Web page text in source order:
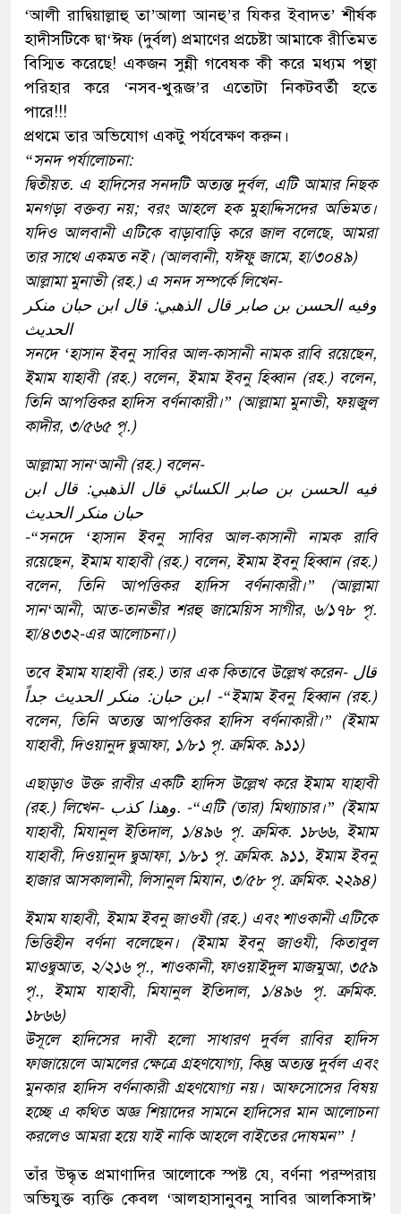
‘আলী রাদ্বিয়াল্লাহু তা’আলা আনহু’র যিকর ইবাদত’ শীর্ষক
হাদীসটিকে দ্বা‘ঈফ (দুর্বল) প্রমাণের প্রচেষ্টা আমাকে রীতিমত
বিস্মিত করেছে! একজন সুন্নী গবেষক কী করে মধ্যম পন্থা
পরিহার করে ‘নসব-খুরূজ’র এতোটা নিকটবর্তী হতে
পারে!!!
প্রথমে তার অভিযোগ একটু পর্যবেক্ষণ করুন।
“সনদ পর্যালোচনা:
দ্বিতীয়ত. এ হাদিসের সনদটি অত্যন্ত দুর্বল, এটি আমার নিছক
মনগড়া বক্তব্য নয়; বরং আহলে হক মুহাদ্দিসদের অভিমত।
যদিও আলবানী এটিকে বাড়াবাড়ি করে জাল বলেছে, আমরা
তার সাথে একমত নই। (আলবানী, যঈফু জামে, হা/৩০৪৯)
আল্লামা মুনাভী (রহ.) এ সনদ সম্পর্কে লিখেন-
وفيه الحسن بن صابر قال الذهبي: قال ابن حبان منكر
الحديث
সনদে ‘হাসান ইবনু সাবির আল-কাসানী নামক রাবি রয়েছেন,
ইমাম যাহাবী (রহ.) বলেন, ইমাম ইবনু হিব্বান (রহ.) বলেন,
তিনি আপত্তিকর হাদিস বর্ণনাকারী।” (আল্লামা মুনাভী, ফয়জুল
কাদীর, ৩/৫৬৫ পৃ.)
আল্লামা সান‘আনী (রহ.) বলেন-
فيه الحسن بن صابر الكسائي قال الذهبي: قال ابن
حبان منكر الحديث
-“সনদে ‘হাসান ইবনু সাবির আল-কাসানী নামক রাবি
রয়েছেন, ইমাম যাহাবী (রহ.) বলেন, ইমাম ইবনু হিব্বান (রহ.)
বলেন, তিনি আপত্তিকর হাদিস বর্ণনাকারী।” (আল্লামা
সান‘আনী, আত-তানভীর শরহু জামেয়িস সাগীর, ৬/১৭৮ পৃ.
হা/৪৩৩২-এর আলোচনা।)
তবে ইমাম যাহাবী (রহ.) তার এক কিতাবে উল্লেখ করেন- قال
ابن حبان: منكر الحديث جداً -“ইমাম ইবনু হিব্বান (রহ.)
বলেন, তিনি অত্যন্ত আপত্তিকর হাদিস বর্ণনাকারী।” (ইমাম
যাহাবী, দিওয়ানুদ দ্বুআফা, ১/৮১ পৃ. ক্রমিক. ৯১১)
এছাড়াও উক্ত রাবীর একটি হাদিস উল্লেখ করে ইমাম যাহাবী
(রহ.) লিখেন- وهذا كذب. -“এটি (তার) মিথ্যাচার।” (ইমাম
যাহাবী, মিযানুল ইতিদাল, ১/৪৯৬ পৃ. ক্রমিক. ১৮৬৬, ইমাম
যাহাবী, দিওয়ানুদ দ্বুআফা, ১/৮১ পৃ. ক্রমিক. ৯১১, ইমাম ইবনু
হাজার আসকালানী, লিসানুল মিযান, ৩/৫৮ পৃ. ক্রমিক. ২২৯৪)
ইমাম যাহাবী, ইমাম ইবনু জাওযী (রহ.) এবং শাওকানী এটিকে
ভিত্তিহীন বর্ণনা বলেছেন। (ইমাম ইবনু জাওযী, কিতাবুল
মাওদ্বুআত, ২/২১৬ পৃ., শাওকানী, ফাওয়াইদুল মাজমুআ, ৩৫৯
পৃ., ইমাম যাহাবী, মিযানুল ইতিদাল, ১/৪৯৬ পৃ. ক্রমিক.
১৮৬৬)
উসূলে হাদিসের দাবী হলো সাধারণ দুর্বল রাবির হাদিস
ফাজায়েলে আমলের ক্ষেত্রে গ্রহণযোগ্য, কিন্তু অত্যন্ত দুর্বল এবং
মুনকার হাদিস বর্ণনাকারী গ্রহণযোগ্য নয়। আফসোসের বিষয়
হচ্ছে এ কথিত অজ্ঞ শিয়াদের সামনে হাদিসের মান আলোচনা
করলেও আমরা হয়ে যাই নাকি আহলে বাইতের দোষমন” !
তাঁর উদ্ধৃত প্রমাণাদির আলোকে স্পষ্ট যে, বর্ণনা পরম্পরায়
অভিযুক্ত ব্যক্তি কেবল ‘আলহাসানুবনু সাবির আলকিসাঈ’